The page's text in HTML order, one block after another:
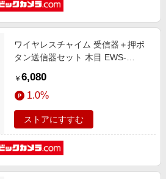
ワイヤレスチャイム 受信器＋押ボ
タン送信器セット 木目 EWS-
￥ 6,080
1.0%
ストアにすすむ